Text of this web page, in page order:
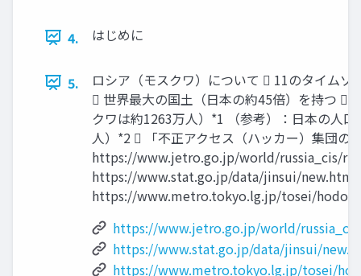
4. はじめに
5.
ロシア（モスクワ）について  11のタイム
 世界最大の国土（日本の約45倍）を持つ 
クワは約1263万人）*1 （参考）：日本の人
人）*2  「不正アクセス（ハッカー）集団の
https://www.jetro.go.jp/world/russia_cis/
https://www.stat.go.jp/data/jinsui/new.html
https://www.metro.tokyo.lg.jp/tosei/
https://www.jetro.go.jp/world/
https://www.stat.go.jp/data/jinsui/
https://www.metro.tokyo.lg.jp/tosei/